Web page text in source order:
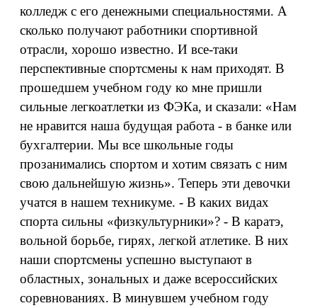
колледж с его денежными специальностями. А
сколько получают работники спортивной
отрасли, хорошо известно. И все-таки
перспективные спортсмены к нам приходят. В
прошедшем учебном году ко мне пришли
сильные легкоатлетки из ФЭКа, и сказали: «Нам
не нравится наша будущая работа - в банке или
бухгалтерии. Мы все школьные годы
прозанимались спортом и хотим связать с ним
свою дальнейшую жизнь». Теперь эти девочки
учатся в нашем техникуме. - В каких видах
спорта сильны «физкультурники»? - В каратэ,
вольной борьбе, гирях, легкой атлетике. В них
наши спортсмены успешно выступают в
областных, зональных и даже всероссийских
соревнованиях. В минувшем учебном году